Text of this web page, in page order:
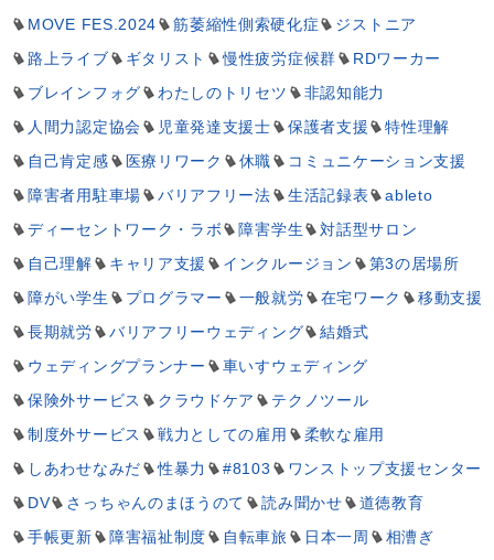
MOVE FES.2024
筋萎縮性側索硬化症
ジストニア
路上ライブ
ギタリスト 慢性疲労症候群
RDワーカー
ブレインフォグ
わたしのトリセツ
非認知能力
人間力認定協会
児童発達支援士 保護者支援
特性理解
自己肯定感
医療リワーク 休職
コミュニケーション支援
障害者用駐車場
バリアフリー法 生活記録表
ableto
ディーセントワーク・ラボ
障害学生
対話型サロン
自己理解
キャリア支援 インクルージョン
第3の居場所
障がい学生
プログラマー 一般就労 在宅ワーク
移動支援
長期就労
バリアフリーウェディング
結婚式
ウェディングプランナー
車いすウェディング
保険外サービス
クラウドケア
テクノツール
制度外サービス
戦力としての雇用
柔軟な雇用
しあわせなみだ
性暴力 #8103
ワンストップ支援センター
DV
さっちゃんのまほうのて 読み聞かせ
道徳教育
手帳更新
障害福祉制度 自転車旅 日本一周
相漕ぎ